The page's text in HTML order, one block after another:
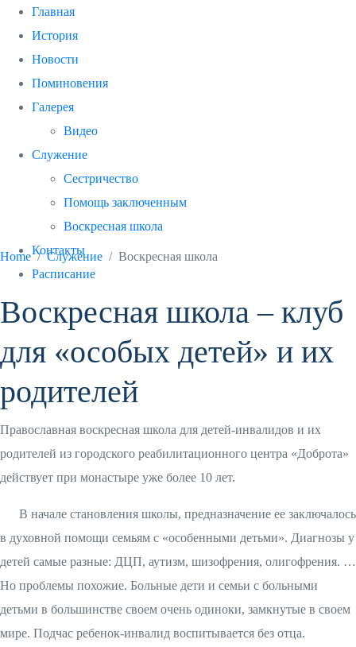
Главная
История
Новости
Поминовения
Галерея
Видео
Служение
Сестричество
Помощь заключенным
Воскресная школа
Контакты
Расписание
Воскресная
школа
Home Служение Воскресная школа
Воскресная школа – клуб
для «особых детей» и их
родителей
Православная воскресная школа для детей-инвалидов и их
родителей из городского реабилитационного центра «Доброта»
действует при монастыре уже более 10 лет.
В начале становления школы, предназначение ее заключалось
в духовной помощи семьям с «особенными детьми». Диагнозы у
детей самые разные: ДЦП, аутизм, шизофрения, олигофрения. …
Но проблемы похожие. Больные дети и семьи с больными
детьми в большинстве своем очень одиноки, замкнутые в своем
мире. Подчас ребенок-инвалид воспитывается без отца.